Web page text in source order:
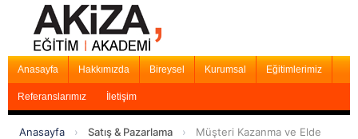
Anasayfa Hakkımızda Bireysel Kurumsal Eğitimlerimiz
Referanslarımız İletişim
Anasayfa › Satış & Pazarlama ›
Müşteri Kazanma ve Elde